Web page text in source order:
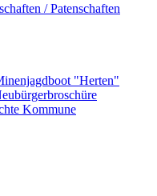
/ Patenschaften
"Herten"
Kommune